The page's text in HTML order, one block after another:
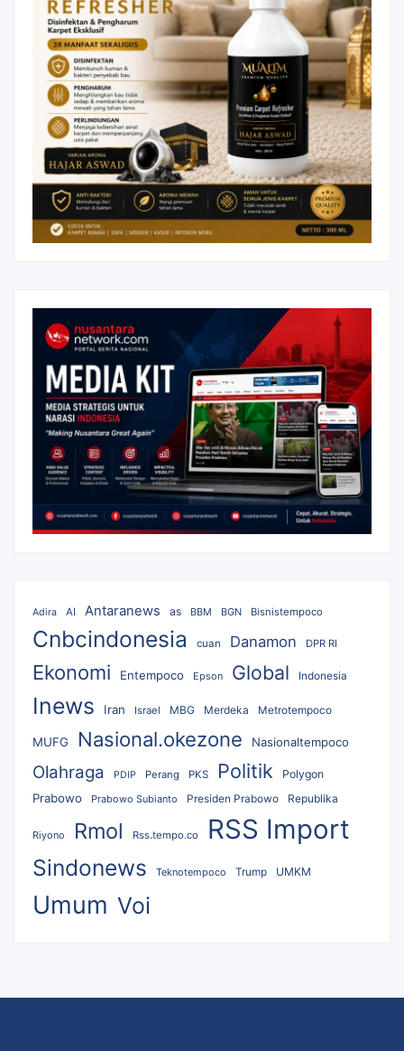
Adira AI Antaranews as BBM BGN Bisnistempoco
Cnbcindonesia cuan Danamon DPR RI
Ekonomi Entempoco Epson Global Indonesia
Inews Iran Israel MBG Merdeka Metrotempoco
MUFG Nasional.okezone Nasionaltempoco
Olahraga PDIP Perang PKS Politik Polygon
Prabowo Prabowo Subianto Presiden Prabowo Republika
Riyono Rmol Rss.tempo.co RSS Import
Sindonews Teknotempoco Trump UMKM
Umum Voi